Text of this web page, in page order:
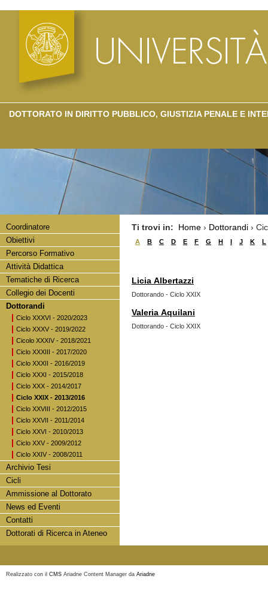
DOTTORATO IN DIRITTO PUBBLICO, GIUSTIZIA PENALE E
Coordinatore
Obiettivi
Percorso Formativo
Attività Didattica
Tematiche di Ricerca
Collegio dei Docenti
Dottorandi
Ciclo XXXVI - 2020/2023
Ciclo XXXV - 2019/2022
Cicolo XXXIV - 2018/2021
Ciclo XXXIII - 2017/2020
Ciclo XXXII - 2016/2019
Ciclo XXXI - 2015/2018
Ciclo XXX - 2014/2017
Ciclo XXIX - 2013/2016
Ciclo XXVIII - 2012/2015
Ciclo XXVII - 2011/2014
Ciclo XXVI - 2010/2013
Ciclo XXV - 2009/2012
Ciclo XXIV - 2008/2011
Archivio Tesi
Cicli
Ammissione al Dottorato
News ed Eventi
Contatti
Dottorati di Ricerca in Ateneo
Ti trovi in: Home › Dottorandi ›
A B C D E F G H I J K L
Licia Albertazzi
Dottorando - Ciclo XXIX
Valeria Aquilani
Dottorando - Ciclo XXIX
Realizzato con il CMS Ariadne Content Manager da Ariadne